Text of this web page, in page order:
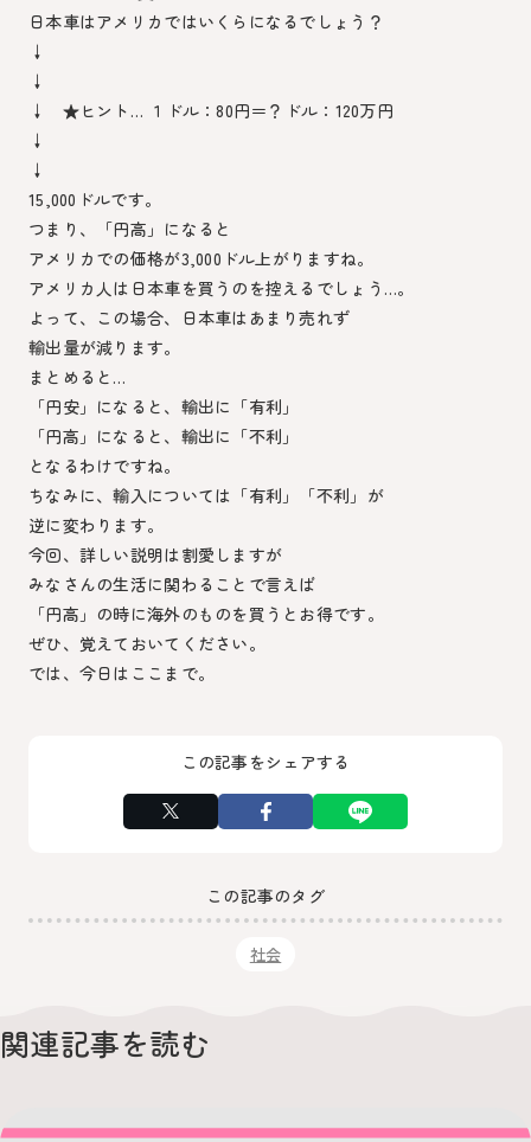
日本車はアメリカではいくらになるでしょう？
↓
↓
↓ ★ヒント… １ドル：80円＝？ドル：120万円
↓
↓
15,000ドルです。
つまり、「円高」になると
アメリカでの価格が3,000ドル上がりますね。
アメリカ人は日本車を買うのを控えるでしょう…。
よって、この場合、日本車はあまり売れず
輸出量が減ります。
まとめると…
「円安」になると、輸出に「有利」
「円高」になると、輸出に「不利」
となるわけですね。
ちなみに、輸入については「有利」「不利」が
逆に変わります。
今回、詳しい説明は割愛しますが
みなさんの生活に関わることで言えば
「円高」の時に海外のものを買うとお得です。
ぜひ、覚えておいてください。
では、今日はここまで。
この記事をシェアする
この記事のタグ
社会
関連記事を読む